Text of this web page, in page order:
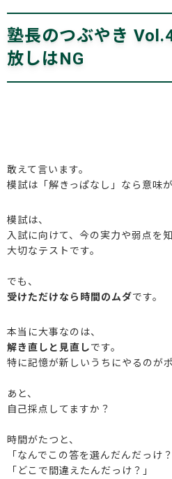
塾長のつぶやき
放しはNG
敢えて言います。
模試は「解きっぱなし」なら意味が
模試は、
入試に向けて、今の実力や弱点を
大切なテストです。
でも、
受けただけなら時間のムダです。
本当に大事なのは、
解き直しと見直しです。
特に記憶が新しいうちにやるのが
あと、
自己採点してますか？
時間がたつと、
「なんでこの答を選んだんだっけ？
「どこで間違えたんだっけ？」
よくある質問(入
アク
ブ